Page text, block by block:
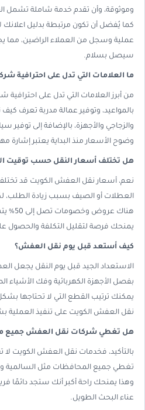
وموثوقة، وأن تقدم خدمة شاملة تشمل
كما يُفضل أن تكون مرتبطة بدليل اعلانك
عملية وسجل من العملاء الراضين، مما
سيصل بسلام.
ما العلامات التي تدل على احترافية
من أبرز العلامات التي تدل على
بالمواعيد، وتوفير عمالة مدربة تعرف
والزجاجي والأجهزة، بالإضافة إلى توفير
وضوح الأسعار منذ البداية يعتبر إشارة
هل تختلف أسعار النقل حسب توقيت
نعم، أسعار نقل العفش الكويت قد
العطلات أو الصيف بسبب زيادة الطلب،
هناك
يمنحك فرصة لتقليل التكلفة والحصول
كيف أستعد قبل يوم نقل العفش؟
الاستعداد الجيد قبل يوم النقل يجعل
بفصل الأجهزة الكهربائية وفك الأشياء
يمكنك ترتيب القطع التي لا تحتاجها
نقل العفش الكويت على تنفيذ العملية
هل تغطي شركات نقل العفش جميع
بالتأكيد، فخدمات نقل العفش الكويت
تغطي جميع المحافظات مثل السالمية
وهذا يمنحك راحة أكبر أنك ستجد دائمًا
عناء البحث الطويل.